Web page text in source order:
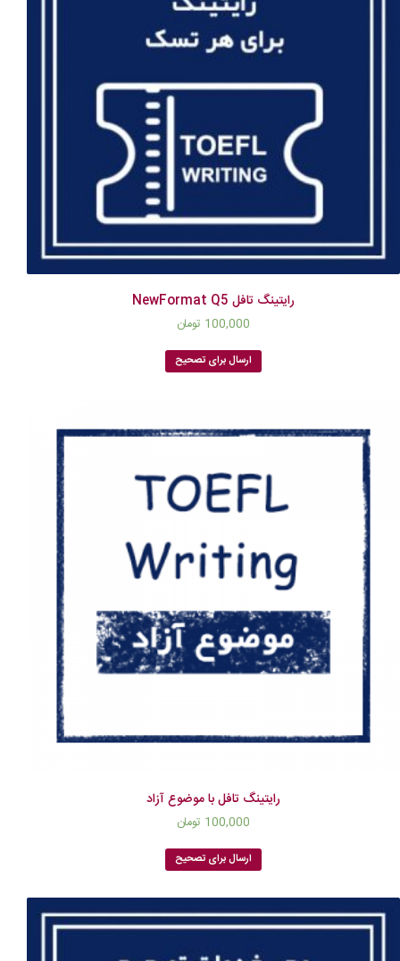
رایتینگ تافل NewFormat Q5
100,000 تومان
ارسال برای تصحیح
رایتینگ تافل با موضوع آزاد
100,000 تومان
ارسال برای تصحیح